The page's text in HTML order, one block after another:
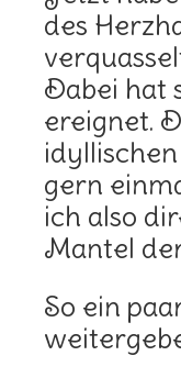
des
Dabei hat
ereignet.
gern
ich also
Mantel
So ein